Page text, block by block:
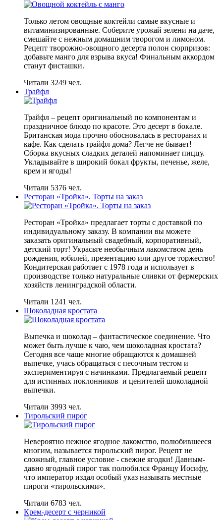
Только летом овощные коктейли самые вкусные и
витаминизированные. Соберите урожай зелени на даче,
смешайте с нежным домашним творогом и лимоном.
Рецепт творожно-овощного десерта полон сюрпризов:
добавьте манго для взрыва вкуса! Финальным аккордом
станут фисташки.
Читали 3249 чел.
Трайфл
Трайфл – рецепт оригинальный по компонентам и
праздничное блюдо по красоте. Это десерт в бокале.
Британская мода прочно обосновалась в ресторанах и
кафе. Как сделать трайфл дома? Легче не бывает!
Сборка вкусных сладких деталей напоминает пиццу.
Укладывайте в широкий бокал фрукты, печенье, желе,
крем и ягоды!
Читали 5376 чел.
Ресторан «Тройка». Торты на заказ
Ресторан «Тройка» предлагает торты с доставкой по
индивидуальному заказу. В компании вы можете
заказать оригинальный свадебный, корпоративный,
детский торт! Украсьте необычным лакомством день
рождения, юбилей, презентацию или другое торжество!
Кондитерская работает с 1978 года и использует в
производстве только натуральные сливки от фермерских
хозяйств ленинградской области.
Читали 1241 чел.
Шоколадная кростата
Выпечка и шоколад – фантастическое соединение. Что
может быть лучше к чаю, чем шоколадная кростата?
Сегодня все чаще многие обращаются к домашней
выпечке, учась обращаться с песочным тестом и
экспериментируя с начинками. Предлагаемый рецепт
для истинных поклонников и ценителей шоколадной
выпечки.
Читали 3993 чел.
Тирольский пирог
Невероятно нежное ягодное лакомство, полюбившееся
многим, называется тирольский пирог. Рецепт не
сложный, главное условие - свежие ягодки! Давным-
давно ягодный пирог так полюбился Францу Иосифу,
что император издал особый указ называть местные
пироги «тирольскими».
Читали 6783 чел.
Крем-десерт с черникой